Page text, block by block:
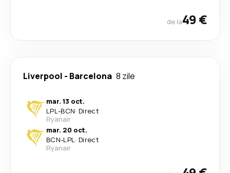
de la49 €
Liverpool - Barcelona 8 zile
mar. 13 oct.
LPL-BCN· Direct
Ryanair
mar. 20 oct.
BCN-LPL· Direct
Ryanair